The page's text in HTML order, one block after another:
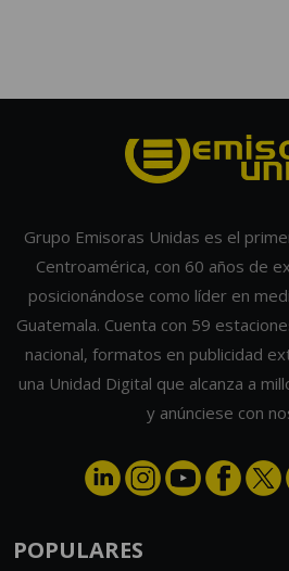
Grupo Emisoras Unidas es el
Centroamérica, con 60 años de
posicionándose como líder en
Guatemala. Cuenta con 59
nacional, formatos en publicidad
una Unidad Digital que alcanza a
y anúnciese con
POPULARES